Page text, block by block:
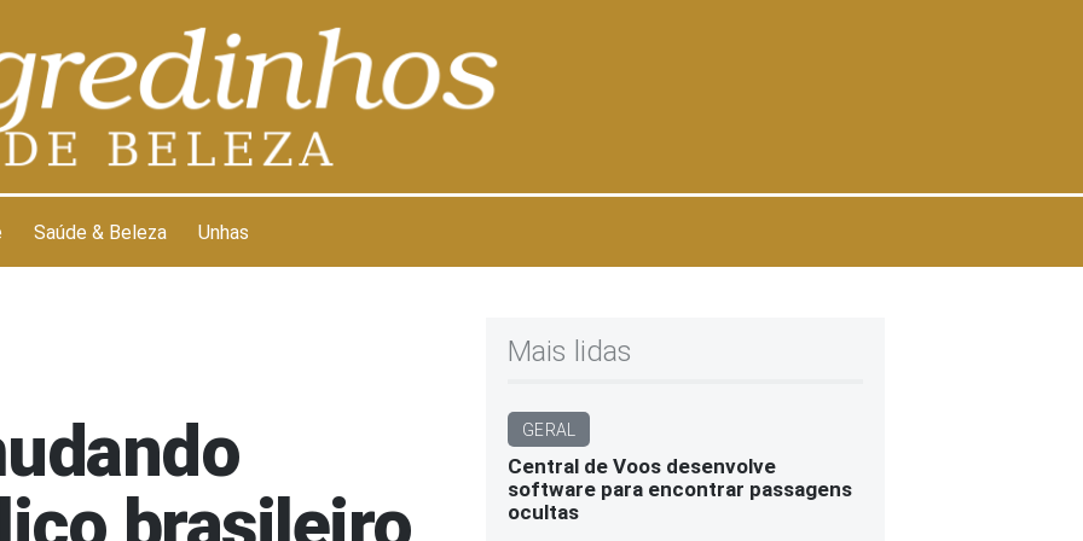
Saúde & Beleza Unhas
Mais lidas
GERAL
Central de Voos desenvolve
software para encontrar passagens
ocultas